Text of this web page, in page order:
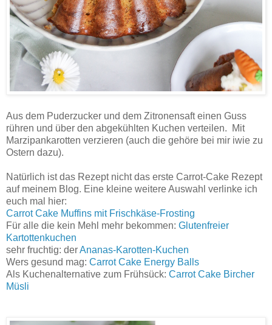
Aus dem Puderzucker und dem Zitronensaft einen Guss
rühren und über den abgekühlten Kuchen verteilen. Mit
Marzipankarotten verzieren (auch die gehöre bei mir iwie zu
Ostern dazu).
Natürlich ist das Rezept nicht das erste Carrot-Cake Rezept
auf meinem Blog. Eine kleine weitere Auswahl verlinke ich
euch mal hier:
Carrot Cake Muffins mit Frischkäse-Frosting
Für alle die kein Mehl mehr bekommen: Glutenfreier
Kartottenkuchen
sehr fruchtig: derAnanas-Karotten-Kuchen
Wers gesund mag: Carrot Cake Energy Balls
Als Kuchenalternative zum Frühsück: Carrot Cake Bircher
Müsli